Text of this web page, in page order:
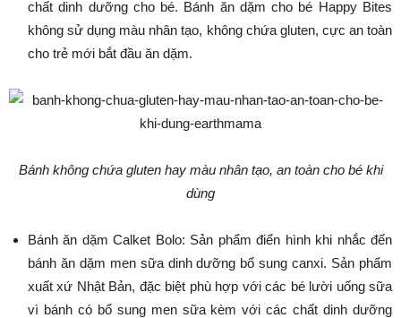
chất dinh dưỡng cho bé. Bánh ăn dặm cho bé Happy Bites
không sử dụng màu nhân tạo, không chứa gluten, cực an toàn
cho trẻ mới bắt đầu ăn dặm.
Bánh không chứa gluten hay màu nhân tạo, an toàn cho bé khi
dùng
Bánh ăn dặm Calket Bolo: Sản phẩm điển hình khi nhắc đến
bánh ăn dặm men sữa dinh dưỡng bổ sung canxi. Sản phẩm
xuất xứ Nhật Bản, đặc biệt phù hợp với các bé lười uống sữa
vì bánh có bổ sung men sữa kèm với các chất dinh dưỡng